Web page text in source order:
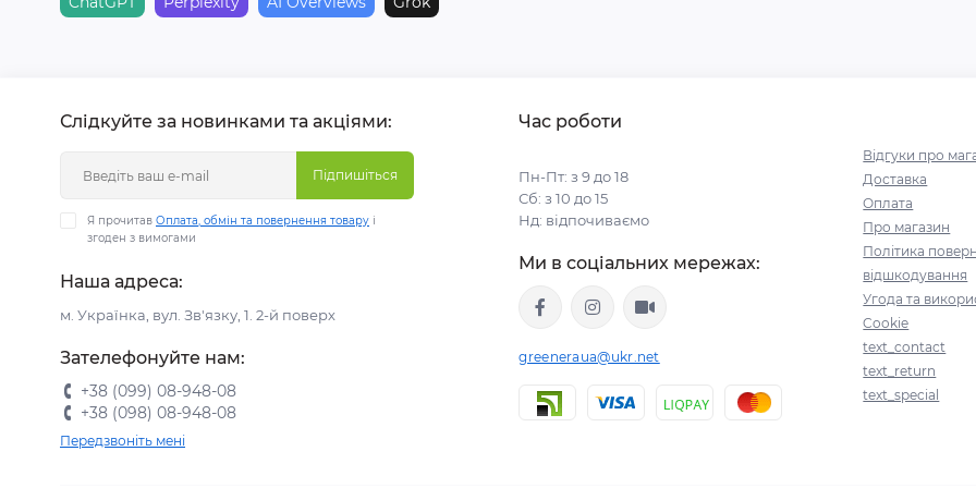
Слідкуйте за новинками та акціями:
Підпишіться
Я прочитав Оплата, обмін та повернення товару і
згоден з вимогами
Наша адреса:
м. Українка, вул. Зв'язку, 1. 2-й поверх
Зателефонуйте нам:
+38 (099) 08-948-08
+38 (098) 08-948-08
Передзвоніть мені
Час роботи
Пн-Пт: з 9 до 18
Сб: з 10 до 15
Нд: відпочиваємо
Ми в соціальних мережах:
greeneraua@ukr.net
Відгуки про
Доставка
Оплата
Про магазин
Політика
відшкодування
Угода та
Cookie
text_contact
text_return
text_special